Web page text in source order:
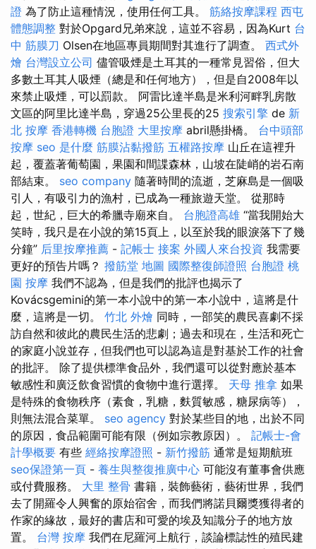
證 為了防止這種情況，使用任何工具。 筋絡按摩課程 西屯
體態調整 對於Opgard兄弟來說，這並不容易，因為Kurt 台
中 筋膜刀 Olsen在地區專員期間對其進行了調查。 西式外
燴 台灣設立公司 儘管吸煙是土耳其的一種常見習俗，但大
多數土耳其人吸煙（總是和任何地方），但是自2008年以
來禁止吸煙，可以罰款。 阿雷比達半島是米利河畔乳房散
文區的阿里比達半島，穿過25公里長的25 搜索引擎 de 新
北 按摩 香港轉機 台胞證 大里按摩 abril懸掛橋。 台中頭部
按摩 seo 是什麼 筋膜沾黏撥筋 五權路按摩 山丘在這裡升
起，覆蓋著葡萄園，果園和間諜森林，山坡在陡峭的岩石南
部結束。 seo company 隨著時間的流逝，芝麻島是一個吸
引人，有吸引力的漁村，已成為一種旅遊天堂。 從那時
起，世紀，巨大的希臘寺廟來自。 台胞證高雄 “當我開始大
笑時，我只是在小說的第15頁上，以至於我的眼淚落下了幾
分鐘” 后里按摩推薦 - 記帳士 接案 外國人來台投資 我需要
更好的預告片嗎？ 撥筋堂 地圖 國際整復師證照 台胞證 桃
園 按摩 我們不認為，但是我們的批評也揭示了
Kovácsgemini的第一本小說中的第一本小說中，這將是什
麼，這將是一切。 竹北 外燴 同時，一部笑的農民喜劇不採
訪自然和彼此的農民生活的悲劇；過去和現在，生活和死亡
的家庭小說並存，但我們也可以認為這是對基於工作的社會
的批評。 除了提供標準食品外，我們還可以從對應於基本
敏感性和廣泛飲食習慣的食物中進行選擇。 天母 推拿 如果
是特殊的食物秩序（素食，乳糖，麩質敏感，糖尿病等），
則無法混合菜單。 seo agency 對於某些目的地，出於不同
的原因，食品範圍可能有限（例如宗教原因）。 記帳士-會
計學概要 有些 經絡按摩證照 - 新竹撥筋 通常是短期航班
seo保證第一頁 - 養生與整復推廣中心 可能沒有董事會供應
或付費服務。 大里 整骨 書籍，裝飾藝術，藝術世界，我們
去了開羅令人興奮的原始宿舍，而我們將諾貝爾獎獲得者的
作家的緣故，最好的書店和可愛的埃及知識分子的地方放
置。 台灣 按摩 我們在尼羅河上航行，談論標誌性的殖民建